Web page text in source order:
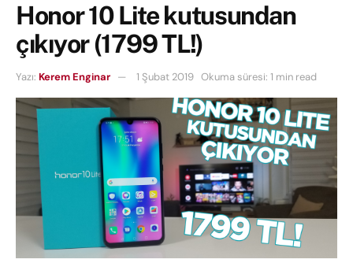
Honor 10 Lite kutusundan
çıkıyor (1799 TL!)
Yazı: Kerem Enginar 1 Şubat 2019 Okuma süresi: 1 min read